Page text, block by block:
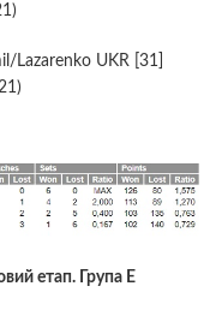
Lazarenko UKR [31]
етап. Група Е